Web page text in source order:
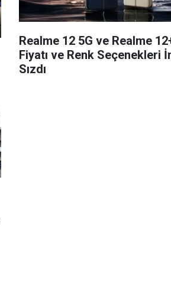
Realme 12 5G ve Realme
Fiyatı ve Renk Seçenekleri
Sızdı